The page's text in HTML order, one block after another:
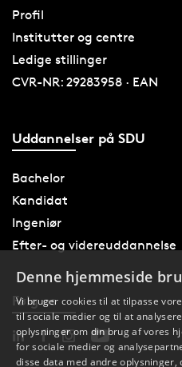
Profil
Institutter og centre
Ledige stillinger
CVR-NR: 29283958 · EAN
Uddannelser på SDU
Bachelor
Kandidat
Ingeniør
Efter- og videreuddannelse
Følg os
Denne hjemmeside
Vi bruger cookies til at tilpasse
til sociale medier og til at
oplysninger om din brug af vores
for sociale medier og
disse data med andre